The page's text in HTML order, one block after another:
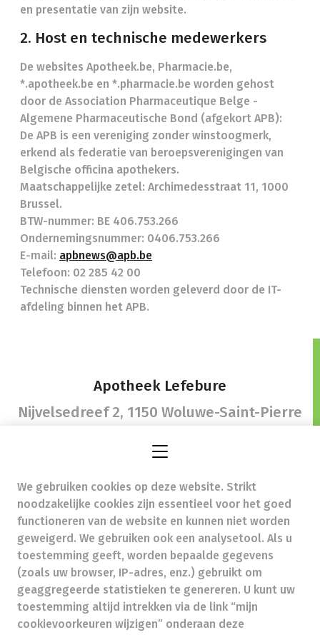
en presentatie van zijn website.
2. Host en technische medewerkers
De websites Apotheek.be, Pharmacie.be,
*.apotheek.be en *.pharmacie.be worden gehost
door de Association Pharmaceutique Belge -
Algemene Pharmaceutische Bond (afgekort APB):
De APB is een vereniging zonder winstoogmerk,
erkend als federatie van beroepsverenigingen van
Belgische officina apothekers.
Maatschappelijke zetel: Archimedesstraat 11, 1000
Brussel.
BTW-nummer: BE 406.753.266
Ondernemingsnummer: 0406.753.266
E-mail: apbnews@apb.be
Telefoon: 02 285 42 00
Technische diensten worden geleverd door de IT-
afdeling binnen het APB.
Apotheek Lefebure
Nijvelsedreef 2, 1150 Woluwe-Saint-Pierre
info@pharma-lefebure.be - Ondernemingsnummer
(BTW nr.) (BE)0827755141
Beroepstitel: Apotheker werkzaam in België
Beroepsvereniging: Algemene Pharmaceutische
Bond autorisatienummer FAGG 214210
Valt onder toezicht van de Orde der Apothekers,
02/537.42.67, Henri Jasparlaan 94 1060 Brussel
Deontologie:
Code van de farmaceutische plichtenleer
Tarieven terugbetaalde zorg
We gebruiken cookies op deze website. Strikt
noodzakelijke cookies zijn essentieel voor het goed
functioneren van de website en kunnen niet worden
geweigerd. We gebruiken ook een analysetool. Als u
toestemming geeft, worden bepaalde gegevens
(zoals uw browser, IP-adres, enz.) gebruikt om
geaggregeerde statistieken te genereren. U kunt uw
toestemming altijd intrekken via de link “mijn
cookievoorkeuren wijzigen” onderaan deze